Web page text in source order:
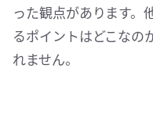
った観点があります。
るポイントはどこなの
れません。